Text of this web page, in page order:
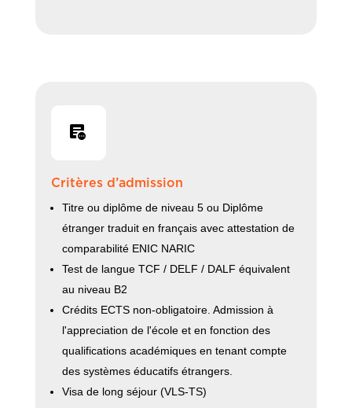
Critères d’admission
Titre ou diplôme de niveau 5 ou Diplôme
étranger traduit en français avec attestation de
comparabilité ENIC NARIC
Test de langue TCF / DELF / DALF équivalent
au niveau B2
Crédits ECTS non-obligatoire. Admission à
l'appreciation de l'école et en fonction des
qualifications académiques en tenant compte
des systèmes éducatifs étrangers.
Visa de long séjour (VLS-TS)